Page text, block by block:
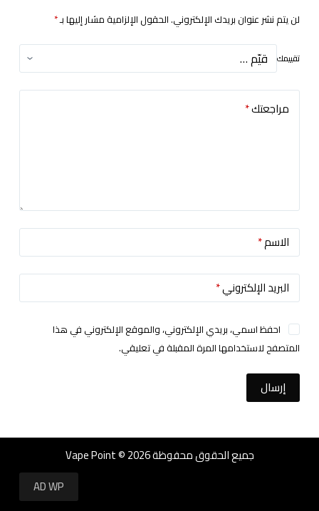
لن يتم نشر عنوان بريدك الإلكتروني.الحقول الإلزامية مشار إليها بـ*
تقييمك
مراجعتك*
الاسم*
البريد الإلكتروني*
احفظ اسمي، بريدي الإلكتروني، والموقع الإلكتروني في هذا
المتصفح لاستخدامها المرة المقبلة في تعليقي.
إرسال
جميع الحقوق محفوظة Vape Point © 2026
AD WP